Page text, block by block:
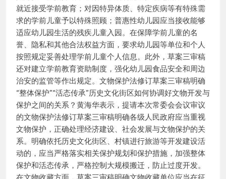
就近接受学前教育；对因特异体质、特定疾病等有特殊需
求的学前儿童予以特殊照顾；普惠性幼儿园应当接收能够
适应幼儿园生活的残疾儿童入园。在保障学前儿童的名
誉、隐私和其他合法权益方面，要求幼儿园等单位和个人
按照规定妥善处理学前儿童个人信息。此外，草案三审稿
还对建立学前教育资助制度，强化幼儿园食品安全和周边
治安的监管等作出规定。文物保护法修订草案三审稿明确
“整体保护”“活态传承”历史文化街区如何协调好文物开发与
保护之间的关系？黄海华表示，提请本次常委会会议审议
的文物保护法修订草案三审稿明确各级人民政府应当重视
文物保护，正确处理经济建设、社会发展与文物保护的关
系。明确依托历史文化街区、村镇进行旅游等开发建设活
动的，应当严格落实相关保护规划和保护措施，加强整体
保护和活态传承，严格控制大规模搬迁，防止过度开发。